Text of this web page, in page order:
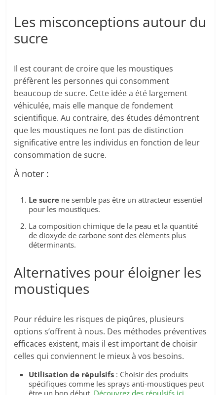
Les misconceptions autour du
sucre
Il est courant de croire que les moustiques
préfèrent les personnes qui consomment
beaucoup de sucre. Cette idée a été largement
véhiculée, mais elle manque de fondement
scientifique. Au contraire, des études démontrent
que les moustiques ne font pas de distinction
significative entre les individus en fonction de leur
consommation de sucre.
À noter :
Le sucre ne semble pas être un attracteur essentiel
pour les moustiques.
La composition chimique de la peau et la quantité
de dioxyde de carbone sont des éléments plus
déterminants.
Alternatives pour éloigner les
moustiques
Pour réduire les risques de piqûres, plusieurs
options s’offrent à nous. Des méthodes préventives
efficaces existent, mais il est important de choisir
celles qui conviennent le mieux à vos besoins.
Utilisation de répulsifs : Choisir des produits
spécifiques comme les sprays anti-moustiques peut